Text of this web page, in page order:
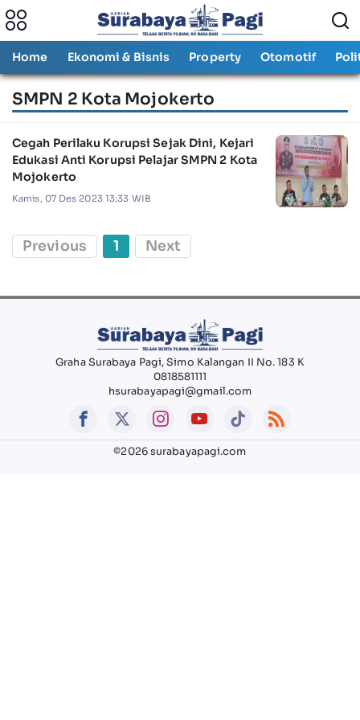
Home Ekonomi & Bisnis Property Otomotif
SMPN 2 Kota Mojokerto
Cegah Perilaku Korupsi Sejak Dini, Kejari
Edukasi Anti Korupsi Pelajar SMPN 2 Kota
Mojokerto
Kamis, 07 Des 2023 13:33 WIB
Previous 1 Next
Graha Surabaya Pagi, Simo Kalangan II No. 183 K
0818581111
hsurabayapagi@gmail.com
©2026 surabayapagi.com